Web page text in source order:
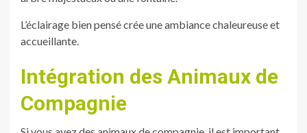
L’éclairage bien pensé crée une ambiance chaleureuse et
accueillante.
Intégration des Animaux de
Compagnie